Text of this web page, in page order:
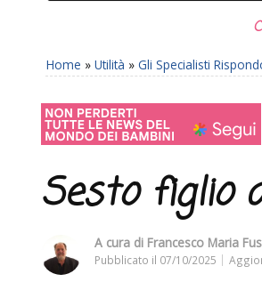
Home » Utilità » Gli Specialisti
Sesto figlio
A cura di Francesco Maria
Pubblicato il 07/10/2025